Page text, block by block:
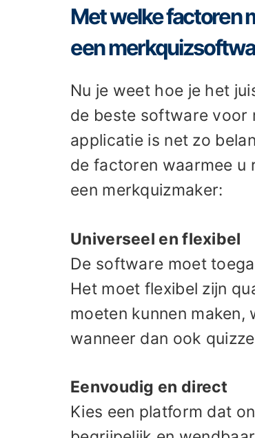
Met welke factoren
een
Nu je weet hoe je het
de beste software voor
applicatie is net zo
de factoren waarmee u
een merkquizmaker:
Universeel en flexibel
De software moet
Het moet flexibel zijn
moeten kunnen
wanneer dan ook
Eenvoudig en direct
Kies een platform dat